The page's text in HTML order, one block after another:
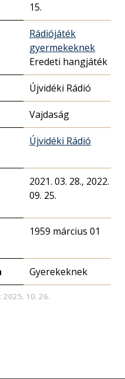
15.
Rádiójáték
gyermekeknek
Eredeti hangjáték
Újvidéki Rádió
Vajdaság
Újvidéki Rádió
2021. 03. 28., 2022.
09. 25.
1959 március 01
Gyerekeknek
2025. 10. 26.